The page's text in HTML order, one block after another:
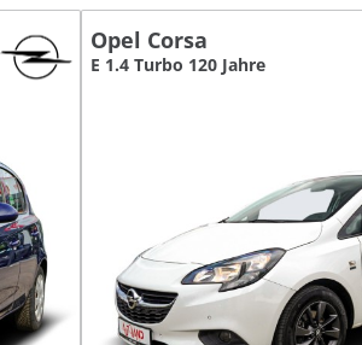
Opel Corsa
E 1.4 Turbo 120 Jahre